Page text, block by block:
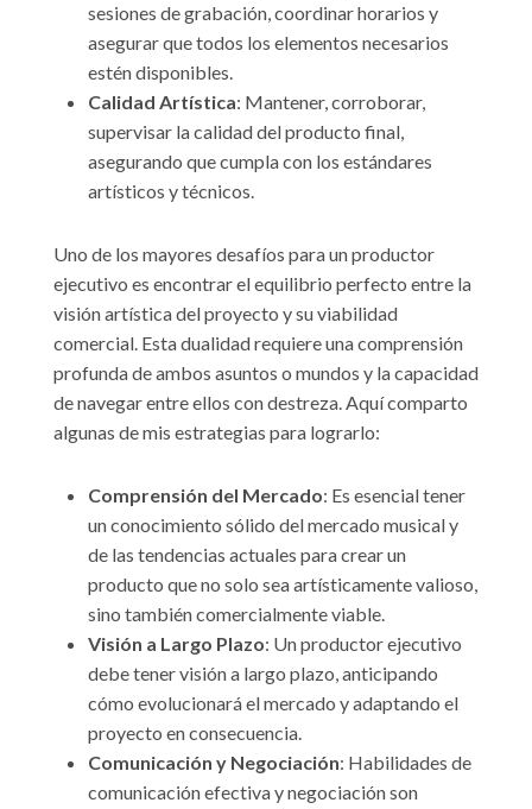
sesiones de grabación, coordinar horarios y
asegurar que todos los elementos necesarios
estén disponibles.
Calidad Artística: Mantener, corroborar,
supervisar la calidad del producto final,
asegurando que cumpla con los estándares
artísticos y técnicos.
Uno de los mayores desafíos para un productor
ejecutivo es encontrar el equilibrio perfecto entre la
visión artística del proyecto y su viabilidad
comercial. Esta dualidad requiere una comprensión
profunda de ambos asuntos o mundos y la capacidad
de navegar entre ellos con destreza. Aquí comparto
algunas de mis estrategias para lograrlo:
Comprensión del Mercado: Es esencial tener
un conocimiento sólido del mercado musical y
de las tendencias actuales para crear un
producto que no solo sea artísticamente valioso,
sino también comercialmente viable.
Visión a Largo Plazo: Un productor ejecutivo
debe tener visión a largo plazo, anticipando
cómo evolucionará el mercado y adaptando el
proyecto en consecuencia.
Comunicación y Negociación: Habilidades de
comunicación efectiva y negociación son